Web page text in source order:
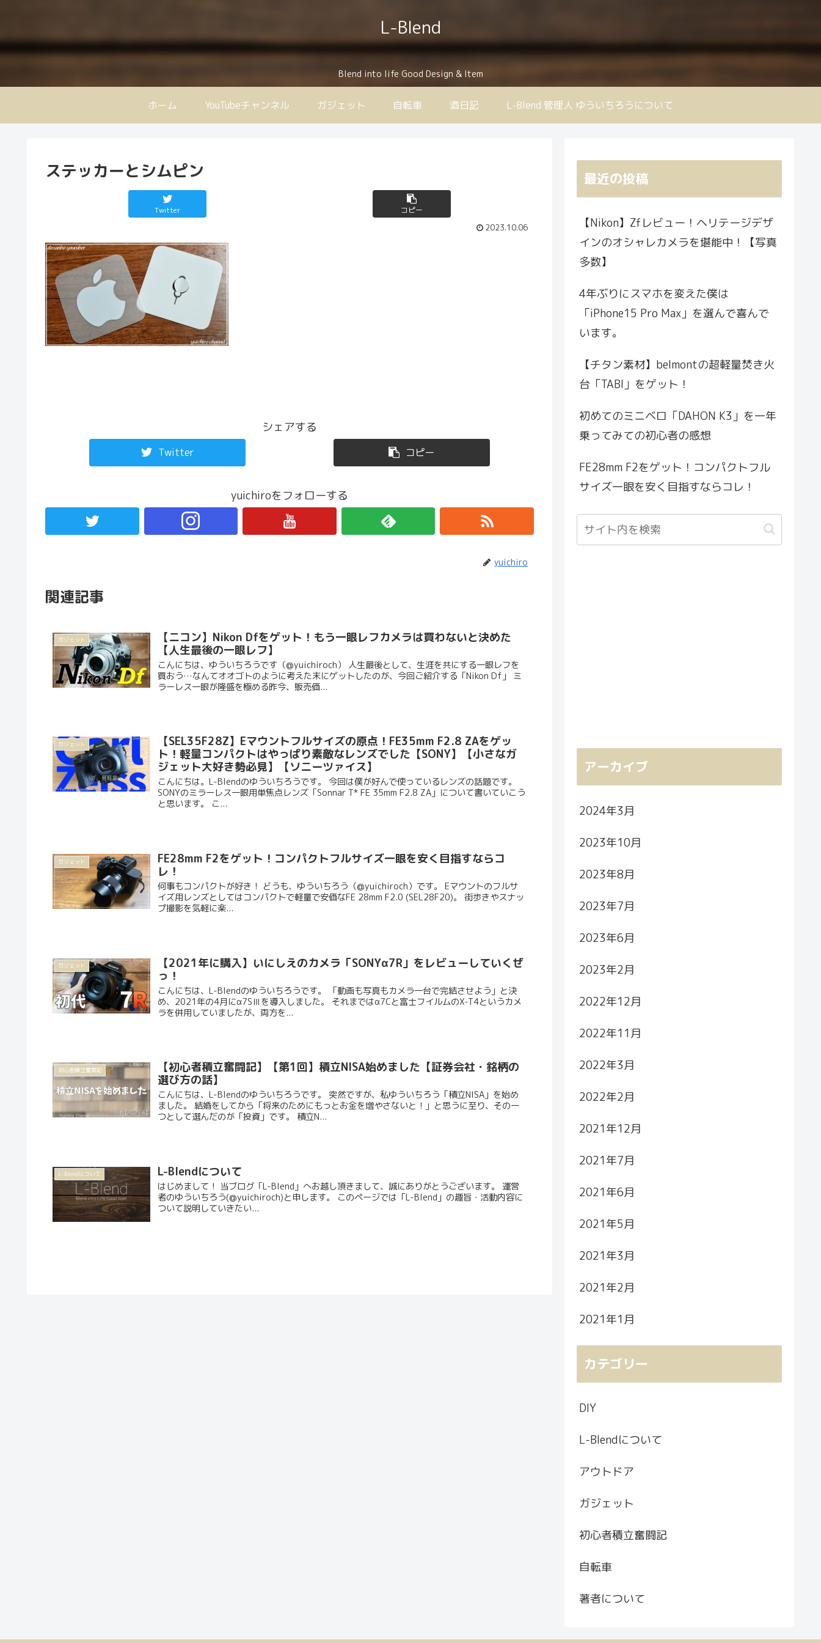
L-Blend
Blend into life Good Design & Item
ホーム YouTubeチャンネル ガジェット 自転車 酒日記 L-Blend 管理人 ゆういちろうについて
ステッカーとシムピン
Twitter コピー
2023.10.06
シェアする
Twitter コピー
yuichiroをフォローする
yuichiro
関連記事
ガジェット
【ニコン】Nikon Dfをゲット！もう一眼レフカメラは買わないと決めた
【人生最後の一眼レフ】
こんにちは、ゆういちろうです（@yuichiroch） 人生最後として、生涯を共にする一眼レフを
買おう…なんてオオゴトのように考えた末にゲットしたのが、今回ご紹介する「Nikon Df」 ミ
ラーレス一眼が隆盛を極める昨今、販売価...
ガジェット
【SEL35F28Z】Eマウントフルサイズの原点！FE35mm F2.8 ZAをゲッ
ト！軽量コンパクトはやっぱり素敵なレンズでした【SONY】【小さなガ
ジェット大好き勢必見】【ソニーツァイス】
こんにちは。L-Blendのゆういちろうです。 今回は僕が好んで使っているレンズの話題です。
SONYのミラーレス一眼用単焦点レンズ「Sonnar T* FE 35mm F2.8 ZA」について書いていこう
と思います。 こ...
ガジェット
FE28mm F2をゲット！コンパクトフルサイズ一眼を安く目指すならコ
レ！
何事もコンパクトが好き！ どうも、ゆういちろう（@yuichiroch）です。 Eマウントのフルサ
イズ用レンズとしてはコンパクトで軽量で安価なFE 28mm F2.0 (SEL28F20)。 街歩きやスナッ
プ撮影を気軽に楽...
ガジェット
【2021年に購入】いにしえのカメラ「SONYα7R」をレビューしていくぜ
っ！
こんにちは、L-Blendのゆういちろうです。 「動画も写真もカメラ一台で完結させよう」と決
め、2021年の4月にα7SⅢを導入しました。 それまではα7Cと富士フイルムのX-T4というカメ
ラを併用していましたが、両方を...
初心者積立奮闘記
【初心者積立奮闘記】【第1回】積立NISA始めました【証券会社・銘柄の
選び方の話】
こんにちは、L-Blendのゆういちろうです。 突然ですが、私ゆういちろう「積立NISA」を始め
ました。 結婚をしてから「将来のためにもっとお金を増やさないと！」と思うに至り、その一
つとして選んだのが「投資」です。 積立N...
L-Blendについて L-Blendについて
はじめまして！ 当ブログ「L-Blend」へお越し頂きまして、誠にありがとうございます。 運営
者のゆういちろう(@yuichiroch)と申します。 このページでは「L-Blend」の趣旨・活動内容に
ついて説明していきたい...
最近の投稿
【Nikon】Zfレビュー！ヘリテージデザ
インのオシャレカメラを堪能中！【写真
多数】
4年ぶりにスマホを変えた僕は
「iPhone15 Pro Max」を選んで喜んで
います。
【チタン素材】belmontの超軽量焚き火
台「TABI」をゲット！
初めてのミニベロ「DAHON K3」を一年
乗ってみての初心者の感想
FE28mm F2をゲット！コンパクトフル
サイズ一眼を安く目指すならコレ！
アーカイブ
2024年3月
2023年10月
2023年8月
2023年7月
2023年6月
2023年2月
2022年12月
2022年11月
2022年3月
2022年2月
2021年12月
2021年7月
2021年6月
2021年5月
2021年3月
2021年2月
2021年1月
カテゴリー
DIY
L-Blendについて
アウトドア
ガジェット
初心者積立奮闘記
自転車
著者について